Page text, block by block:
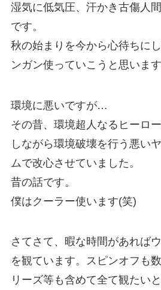
湿気に低気圧、汗かき古傷人
です。
秋の始まりを今から心待ちに
ンガン使っていこうと思います
環境に悪いですが…
その昔、環境超人なるヒーロ
しながら環境破壊を行う悪い
ムで改心させていました。
昔の話です。
僕はクーラー使います(笑)
さてさて、暇な時間があれば
を観ています。スピンオフも
リーズ等も含めて全て観たい